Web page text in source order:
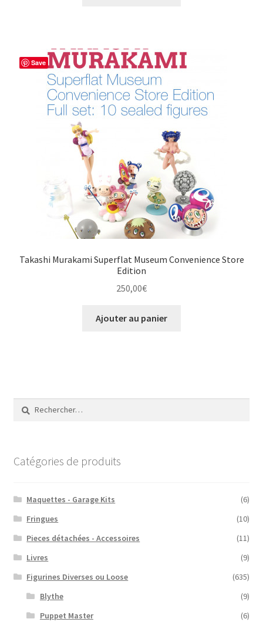
Save
Takashi Murakami Superflat Museum Convenience Store
Edition
250,00€
Ajouter au panier
Catégories de produits
Maquettes - Garage Kits
(6)
Fringues
(10)
Pieces détachées - Accessoires
(11)
Livres
(9)
Figurines Diverses ou Loose
(635)
Blythe
(9)
Puppet Master
(6)